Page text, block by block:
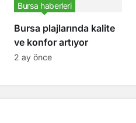
Bursa plajlarında kalite
ve konfor artıyor
Bursa haberleri
2 ay önce